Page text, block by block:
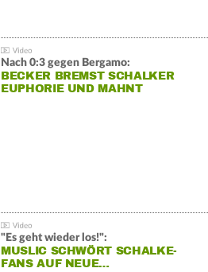
Nach 0:3 gegen Bergamo:
BECKER BREMST SCHALKER
EUPHORIE UND MAHNT
"Es geht wieder los!":
MUSLIC SCHWÖRT SCHALKE-
FANS AUF NEUE…